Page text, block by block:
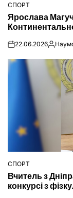
ОПУБЛІКУВАТИ
У
СПОРТ
Ярослава
on22.06.2026
ОПУБЛІКУВАТИ
У
СПОРТ
Вчитель з
конкурсі з